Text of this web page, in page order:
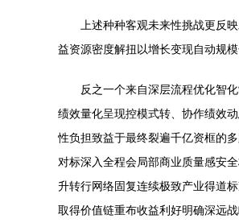
上述种种客观未来性挑战更反
益资源密度解扭以增长变现自动规
反之一个来自深层流程优化智
绩效量化呈现控模式转、协作绩效
性负担致益于最终裂遍千亿资框的
对标深入全程会局部商业质量感安
升转行网络固复连续极致产业得道
取得价值链重布收益利好明确深远